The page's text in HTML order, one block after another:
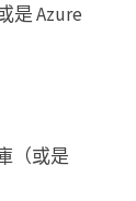
是 Azure
（或是